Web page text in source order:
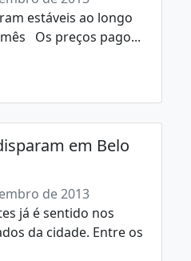
estáveis ao longo
Os preços pago...
em Belo
de 2013
já é sentido nos
da cidade. Entre os